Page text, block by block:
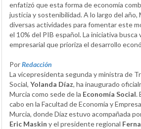
enfatizó que esta forma de economía
justicia y sostenibilidad. A lo largo del año,
diversas actividades para fomentar este
el 10% del PIB español. La iniciativa
empresarial que prioriza el desarrollo
PorRedacción
La vicepresidenta segunda y ministra de
Social, Yolanda Díaz, ha inaugurado
Murcia como sede de la Economía Social.
cabo en la Facultad de Economía y
Murcia, donde Díaz estuvo acompañada
Eric Maskin y el presidente regional